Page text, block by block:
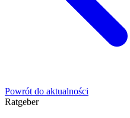
Powrót do aktualności
Ratgeber